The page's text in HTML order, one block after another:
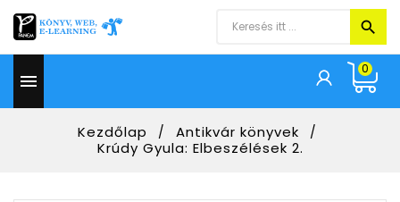

0
Kezdőlap
Antikvár könyvek
Krúdy Gyula: Elbeszélések 2.